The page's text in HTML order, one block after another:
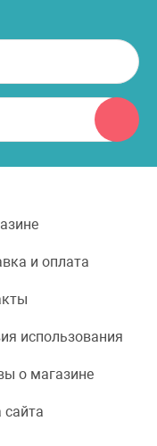
и оплата
использования
о магазине
сайта